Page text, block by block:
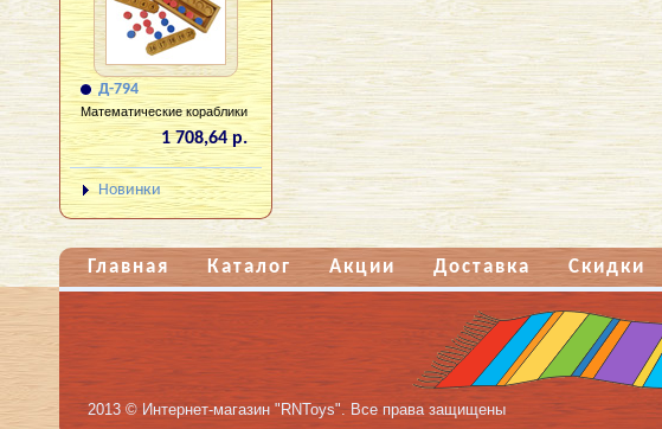
Д-794
Математические кораблики
1 708,64 р.
Новинки
Главная Каталог Акции Доставка Скидки
2013 © Интернет-магазин "RNToys". Все права защищены